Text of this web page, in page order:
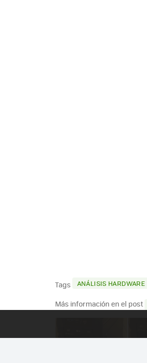
Tags ANÁLISIS HARDWARE
Más información en el post